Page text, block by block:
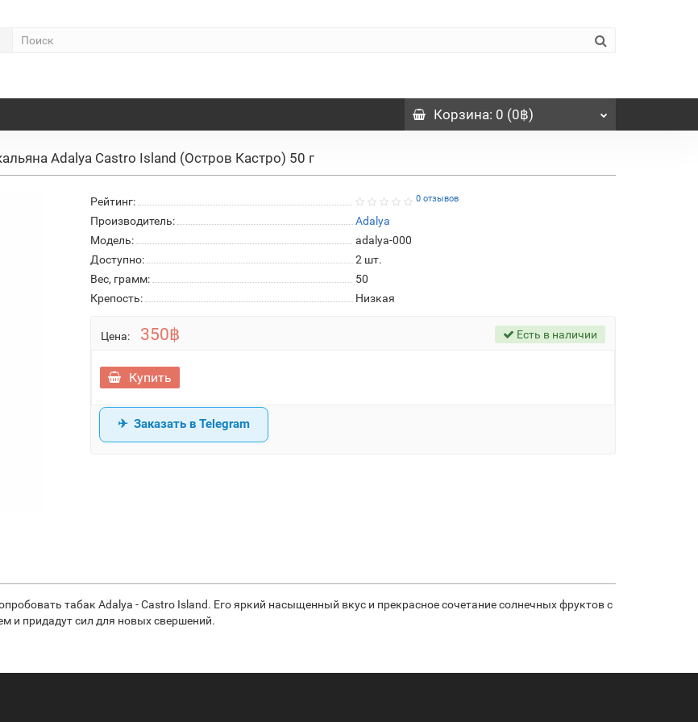
Корзина: 0 (0฿)
Adalya Castro Island (Остров Кастро) 50 г
Рейтинг: 0 отзывов
Производитель:
Adalya
Модель:
adalya-000
Доступно:
2 шт.
Вес, грамм:
50
Крепость:
Низкая
Цена: 350฿ Есть в наличии
Купить
Заказать в Telegram
табак Adalya - Castro Island. Его яркий насыщенный вкус и прекрасное сочетание солнечных фруктов с
и придадут сил для новых свершений.